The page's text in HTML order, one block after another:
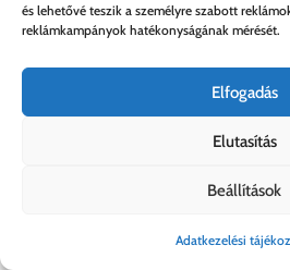
és lehetővé teszik a személyre szabott
reklámkampányok hatékonyságának mérését.
Elfogadás
Elutasítás
Beállítások
Adatkezelési
Kovács András e.v. |